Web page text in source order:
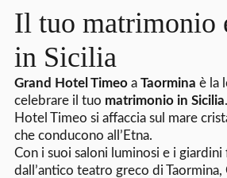
Il tuo matrimonio
in Sicilia
Grand Hotel Timeoa Taormina è la
celebrare il tuo matrimonio in Sicilia
Hotel Timeo si affaccia sul mare
che conducono all’Etna.
Con i suoi saloni luminosi e i giardini
dall’antico teatro greco di